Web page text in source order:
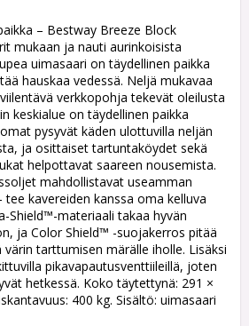
– Bestway Breeze Block
mukaan ja nauti aurinkoisista
uimasaari on täydellinen paikka
hauskaa vedessä. Neljä mukavaa
verkkopohja tekevät oleilusta
keskialue on täydellinen paikka
pysyvät käden ulottuvilla neljän
ja osittaiset tartuntaköydet sekä
helpottavat saareen nousemista.
mahdollistavat useamman
kavereiden kanssa oma kelluva
Shield™-materiaali takaa hyvän
ja Color Shield™ -suojakerros pitää
tarttumisen märälle iholle. Lisäksi
pikavapautusventtiileillä, joten
hetkessä. Koko täytettynä: 291 ×
400 kg. Sisältö: uimasaari